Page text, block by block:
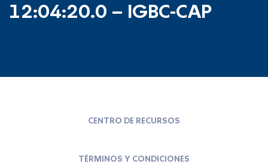
12:04:20.0 – IGBC-CAP
CENTRO DE RECURSOS
TÉRMINOS Y CONDICIONES